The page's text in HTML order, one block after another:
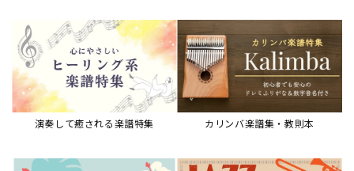
おすすめ記事 すべて見る